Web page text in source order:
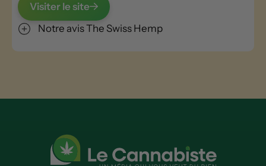
Visiter le site
Notre avis The Swiss Hemp